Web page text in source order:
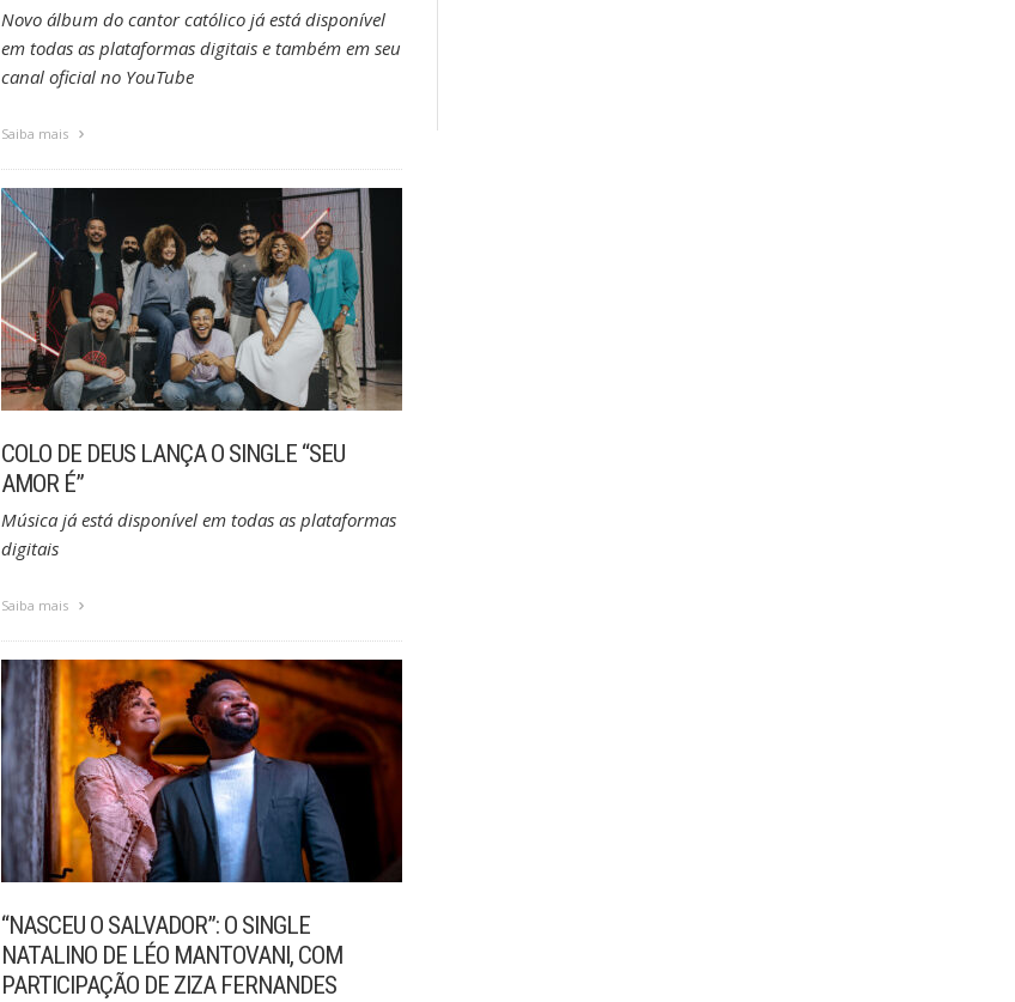
Novo álbum do cantor católico já está disponível
em todas as plataformas digitais e também em seu
canal oficial no YouTube
Saiba mais
COLO DE DEUS LANÇA O SINGLE “SEU
AMOR É”
Música já está disponível em todas as plataformas
digitais
Saiba mais
“NASCEU O SALVADOR”: O SINGLE
NATALINO DE LÉO MANTOVANI, COM
PARTICIPAÇÃO DE ZIZA FERNANDES